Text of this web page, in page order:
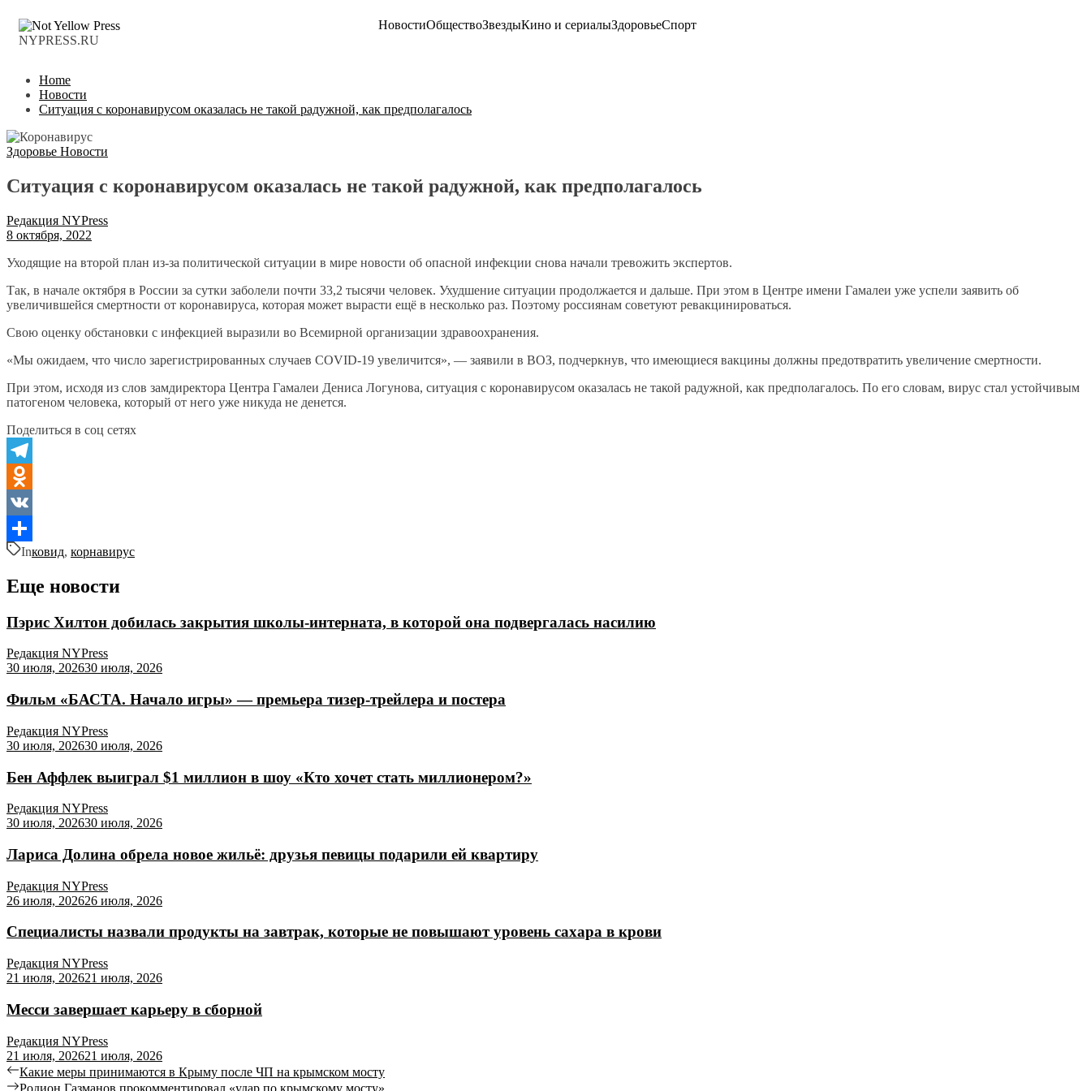
NYPRESS.RU
НовостиОбществоЗвездыКино и сериалыЗдоровьеСпорт
Home
Новости
Ситуация с коронавирусом оказалась не такой радужной, как предполагалось
Здоровье Новости
Ситуация с коронавирусом оказалась не такой радужной, как предполагалось
Редакция NYPress
8 октября, 2022
Уходящие на второй план из-за политической ситуации в мире новости об опасной инфекции снова начали тревожить экспертов.
Так, в начале октября в России за сутки заболели почти 33,2 тысячи человек. Ухудшение ситуации продолжается и дальше. При этом в Центре имени Гамалеи уже успели заявить об
увеличившейся смертности от коронавируса, которая может вырасти ещё в несколько раз. Поэтому россиянам советуют ревакцинироваться.
Свою оценку обстановки с инфекцией выразили во Всемирной организации здравоохранения.
«Мы ожидаем, что число зарегистрированных случаев COVID-19 увеличится», — заявили в ВОЗ, подчеркнув, что имеющиеся вакцины должны предотвратить увеличение смертности.
При этом, исходя из слов замдиректора Центра Гамалеи Дениса Логунова, ситуация с коронавирусом оказалась не такой радужной, как предполагалось. По его словам, вирус стал устойчивым
патогеном человека, который от него уже никуда не денется.
Поделиться в соц сетях
Telegram
Odnoklassniki
VK
Отправить
Inковид, корнавирус
Еще новости
Пэрис Хилтон добилась закрытия школы-интерната, в которой она подвергалась насилию
Редакция NYPress
30 июля, 202630 июля, 2026
Фильм «БАСТА. Начало игры» — премьера тизер-трейлера и постера
Редакция NYPress
30 июля, 202630 июля, 2026
Бен Аффлек выиграл $1 миллион в шоу «Кто хочет стать миллионером?»
Редакция NYPress
30 июля, 202630 июля, 2026
Лариса Долина обрела новое жильё: друзья певицы подарили ей квартиру
Редакция NYPress
26 июля, 202626 июля, 2026
Специалисты назвали продукты на завтрак, которые не повышают уровень сахара в крови
Редакция NYPress
21 июля, 202621 июля, 2026
Месси завершает карьеру в сборной
Редакция NYPress
21 июля, 202621 июля, 2026
Какие меры принимаются в Крыму после ЧП на крымском мосту
Родион Газманов прокомментировал «удар по крымскому мосту»